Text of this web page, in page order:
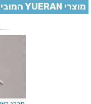
מוצרי YUERAN המובילים בטלמיר אלקטרוניקה בישראל